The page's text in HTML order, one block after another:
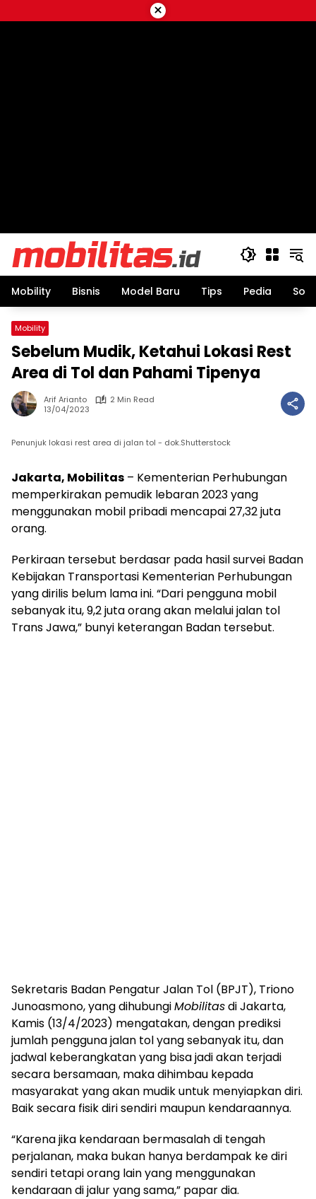
to
×
Mobility Bisnis Model Baru Tips Pedia
Mobility
Sebelum Mudik, Ketahui Lokasi Rest
Area di Tol dan Pahami Tipenya
Arif Arianto
2 Min Read
13/04/2023
Penunjuk lokasi rest area di jalan tol - dok.Shutterstock
Jakarta, Mobilitas – Kementerian Perhubungan
memperkirakan pemudik lebaran 2023 yang
menggunakan mobil pribadi mencapai 27,32 juta
orang.
Perkiraan tersebut berdasar pada hasil survei Badan
Kebijakan Transportasi Kementerian Perhubungan
yang dirilis belum lama ini. “Dari pengguna mobil
sebanyak itu, 9,2 juta orang akan melalui jalan tol
Trans Jawa,” bunyi keterangan Badan tersebut.
Sekretaris Badan Pengatur Jalan Tol (BPJT), Triono
Junoasmono, yang dihubungiMobilitasdi Jakarta,
Kamis (13/4/2023) mengatakan, dengan prediksi
jumlah pengguna jalan tol yang sebanyak itu, dan
jadwal keberangkatan yang bisa jadi akan terjadi
secara bersamaan, maka dihimbau kepada
masyarakat yang akan mudik untuk menyiapkan diri.
Baik secara fisik diri sendiri maupun kendaraannya.
“Karena jika kendaraan bermasalah di tengah
perjalanan, maka bukan hanya berdampak ke diri
sendiri tetapi orang lain yang menggunakan
kendaraan di jalur yang sama,” papar dia.